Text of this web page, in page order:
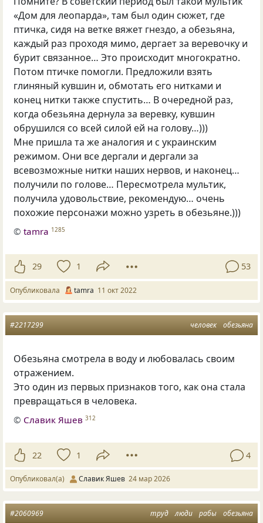
«Дом для леопарда», там был один сюжет, где
птичка, сидя на ветке вяжет гнездо, а обезьяна,
каждый раз проходя мимо, дергает за веревочку и
бурит связанное… Это происходит многократно.
Потом птичке помогли. Предложили взять
глиняный кувшин и, обмотать его нитками и
конец нитки также спустить… В очередной раз,
когда обезьяна дернула за веревку, кувшин
обрушился со всей силой ей на голову…)))
Мне пришла та же аналогия и с украинским
режимом. Они все дергали и дергали за
всевозможные нитки наших нервов, и наконец…
получили по голове… Пересмотрела мультик,
получила удовольствие, рекомендую… очень
похожие персонажи можно узреть в обезьяне.)))
©tamra 1285
29 1 53
Опубликовала tamra 11 окт 2022
человек обезьяна
#2217299
Обезьяна смотрела в воду и любовалась своим
отражением.
Это один из первых признаков того, как она стала
превращаться в человека.
© Славик Яшев 312
22 1 4
Опубликовал(а) Славик Яшев 24 мар 2026
труд люди рабы обезьяна
#2060969